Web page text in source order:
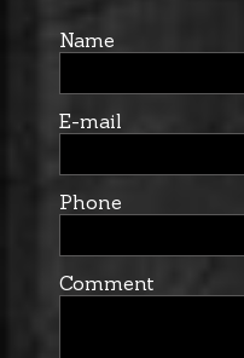
Name
E-mail
Phone
Comment